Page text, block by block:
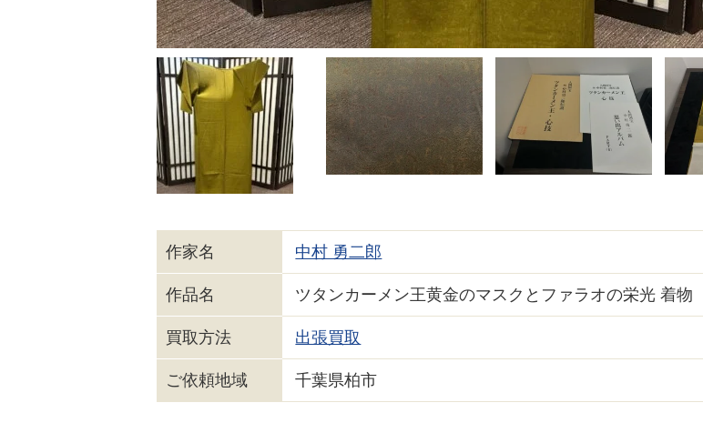
作家名 中村 勇二郎
作品名 ツタンカーメン王黄金のマスクとファラオの栄光 着物
買取方法 出張買取
ご依頼地域 千葉県柏市